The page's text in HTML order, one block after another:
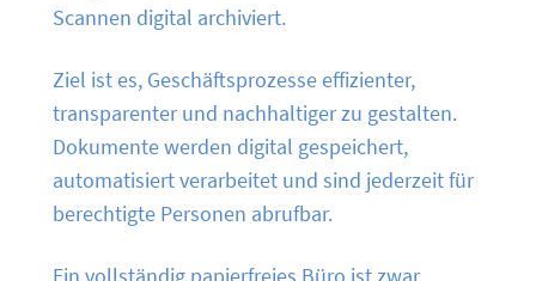
Scannen digital archiviert.
Ziel ist es, Geschäftsprozesse effizienter,
transparenter und nachhaltiger zu gestalten.
Dokumente werden digital gespeichert,
automatisiert verarbeitet und sind jederzeit für
berechtigte Personen abrufbar.